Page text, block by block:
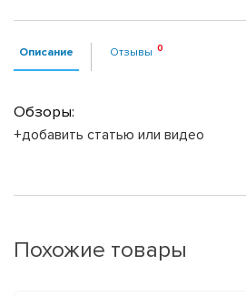
Описание Отзывы
Обзоры:
+добавить статью или видео
Похожие товары